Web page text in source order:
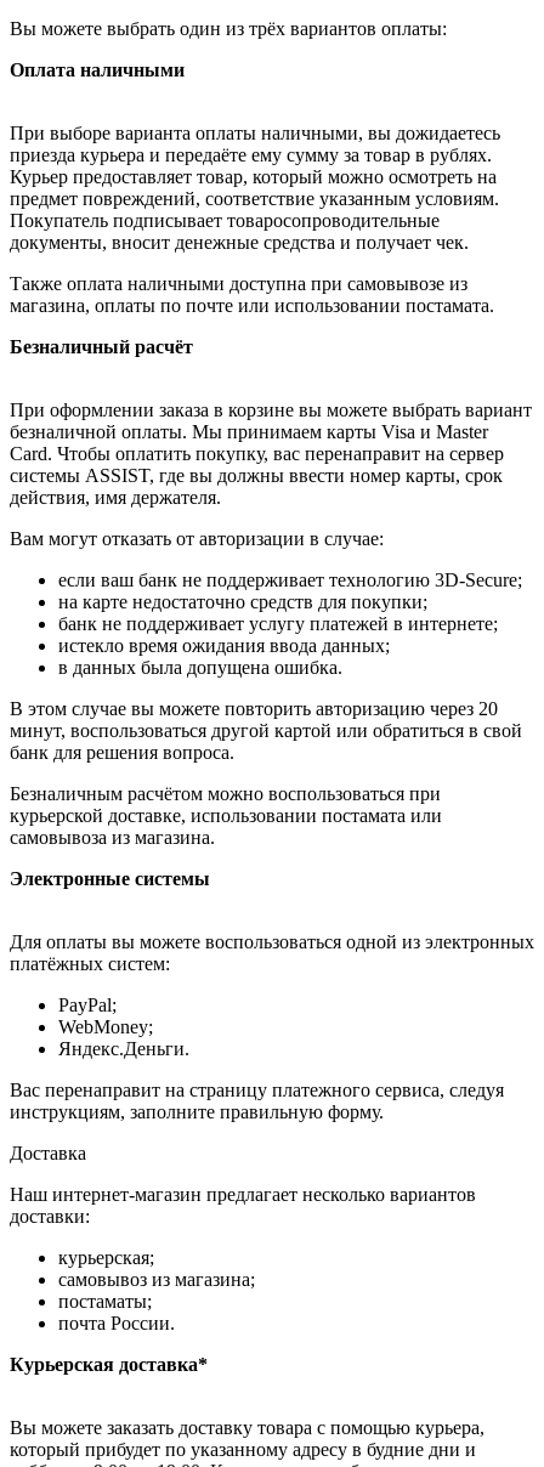
Вы можете выбрать один из трёх вариантов оплаты:
Оплата наличными
При выборе варианта оплаты наличными, вы дожидаетесь
приезда курьера и передаёте ему сумму за товар в рублях.
Курьер предоставляет товар, который можно осмотреть на
предмет повреждений, соответствие указанным условиям.
Покупатель подписывает товаросопроводительные
документы, вносит денежные средства и получает чек.
Также оплата наличными доступна при самовывозе из
магазина, оплаты по почте или использовании постамата.
Безналичный расчёт
При оформлении заказа в корзине вы можете выбрать вариант
безналичной оплаты. Мы принимаем карты Visa и Master
Card. Чтобы оплатить покупку, вас перенаправит на сервер
системы ASSIST, где вы должны ввести номер карты, срок
действия, имя держателя.
Вам могут отказать от авторизации в случае:
если ваш банк не поддерживает технологию 3D-Secure;
на карте недостаточно средств для покупки;
банк не поддерживает услугу платежей в интернете;
истекло время ожидания ввода данных;
в данных была допущена ошибка.
В этом случае вы можете повторить авторизацию через 20
минут, воспользоваться другой картой или обратиться в свой
банк для решения вопроса.
Безналичным расчётом можно воспользоваться при
курьерской доставке, использовании постамата или
самовывоза из магазина.
Электронные системы
Для оплаты вы можете воспользоваться одной из электронных
платёжных систем:
PayPal;
WebMoney;
Яндекс.Деньги.
Вас перенаправит на страницу платежного сервиса, следуя
инструкциям, заполните правильную форму.
Доставка
Наш интернет-магазин предлагает несколько вариантов
доставки:
курьерская;
самовывоз из магазина;
постаматы;
почта России.
Курьерская доставка*
Вы можете заказать доставку товара с помощью курьера,
который прибудет по указанному адресу в будние дни и